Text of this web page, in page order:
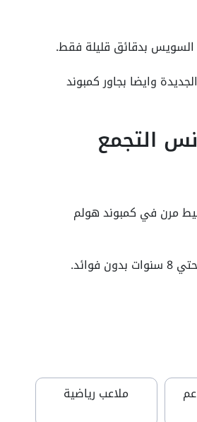
بدقائق قليلة فقط.
وايضا بجاور كمبوند
التجمع
مرن في كمبوند هولم
ملاعب رياضية